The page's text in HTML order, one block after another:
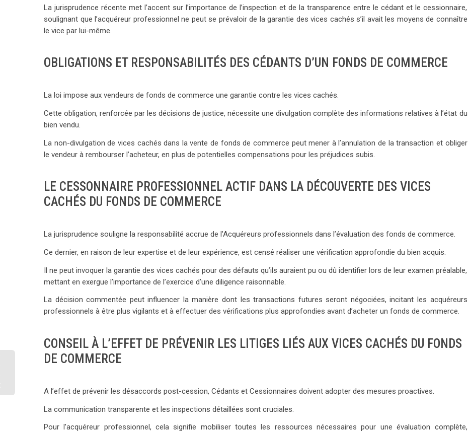
La jurisprudence récente met l’accent sur l’importance de l’inspection et de la transparence entre le cédant et le cessionnaire,
soulignant que l’acquéreur professionnel ne peut se prévaloir de la garantie des vices cachés s’il avait les moyens de connaître
le vice par lui-même.
OBLIGATIONS ET RESPONSABILITÉS DES CÉDANTS D’UN FONDS DE COMMERCE
La loi impose aux vendeurs de fonds de commerce une garantie contre les vices cachés.
Cette obligation, renforcée par les décisions de justice, nécessite une divulgation complète des informations relatives à l’état du
bien vendu.
La non-divulgation de vices cachés dans la vente de fonds de commerce peut mener à l’annulation de la transaction et obliger
le vendeur à rembourser l’acheteur, en plus de potentielles compensations pour les préjudices subis.
LE CESSONNAIRE PROFESSIONNEL ACTIF DANS LA DÉCOUVERTE DES VICES
CACHÉS DU FONDS DE COMMERCE
La jurisprudence souligne la responsabilité accrue de l’Acquéreurs professionnels dans l’évaluation des fonds de commerce.
Ce dernier, en raison de leur expertise et de leur expérience, est censé réaliser une vérification approfondie du bien acquis.
Il ne peut invoquer la garantie des vices cachés pour des défauts qu’ils auraient pu ou dû identifier lors de leur examen préalable,
mettant en exergue l’importance de l’exercice d’une diligence raisonnable.
La décision commentée peut influencer la manière dont les transactions futures seront négociées, incitant les acquéreurs
professionnels à être plus vigilants et à effectuer des vérifications plus approfondies avant d’acheter un fonds de commerce.
CONSEIL À L’EFFET DE PRÉVENIR LES LITIGES LIÉS AUX VICES CACHÉS DU FONDS
DE COMMERCE
A l’effet de prévenir les désaccords post-cession, Cédants et Cessionnaires doivent adopter des mesures proactives.
La communication transparente et les inspections détaillées sont cruciales.
Pour l’acquéreur professionnel, cela signifie mobiliser toutes les ressources nécessaires pour une évaluation complète,